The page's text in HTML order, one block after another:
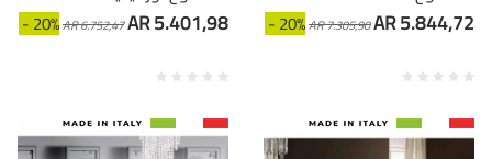
- 20%AR 6.752,47AR 5.401,98 - 20%AR 7.305,90AR 5.844,72